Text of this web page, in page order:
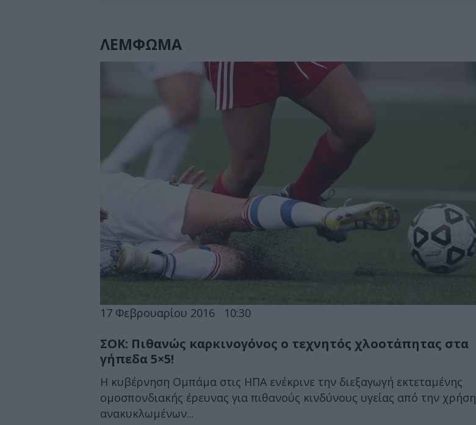
ΛΕΜΦΩΜΑ
17 Φεβρουαρίου 2016 10:30
ΣΟΚ: Πιθανώς καρκινογόνος ο τεχνητός χλοοτάπητας στα
γήπεδα 5×5!
Η κυβέρνηση Ομπάμα στις ΗΠΑ ενέκρινε την διεξαγωγή εκτεταμένης
ομοσπονδιακής έρευνας για πιθανούς κινδύνους υγείας από την χρήση
ανακυκλωμένων...